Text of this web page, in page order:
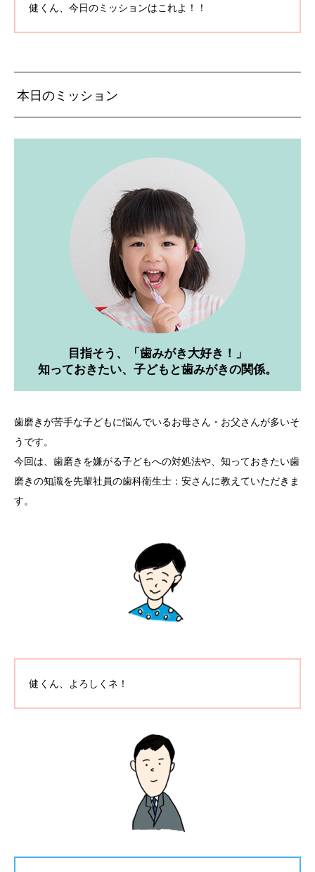
健くん、今日のミッションはこれよ！！
本日のミッション
目指そう、「歯みがき大好き！」
知っておきたい、子どもと歯みがきの関係。
歯磨きが苦手な子どもに悩んでいるお母さん・お父さんが多いそ
うです。
今回は、歯磨きを嫌がる子どもへの対処法や、知っておきたい歯
磨きの知識を先輩社員の歯科衛生士：安さんに教えていただきま
す。
健くん、よろしくネ！